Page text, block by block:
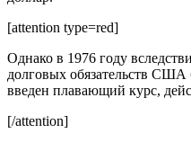
[attention type=red]
Однако в 1976 году
долговых обязательств
введен плавающий курс,
[/attention]